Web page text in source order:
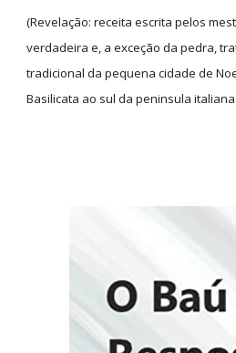
(Revelação: receita escrita pelos
verdadeira e, a exceção da pedra,
tradicional da pequena cidade de
Basilicata ao sul da peninsula